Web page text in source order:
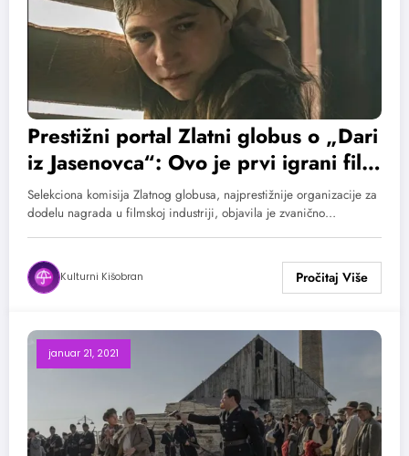
Prestižni portal Zlatni globus o „Dari
iz Jasenovca“: Ovo je prvi igrani film
koji razotkriva strahote Jasenovca
Selekciona komisija Zlatnog globusa, najprestižnije organizacije za
dodelu nagrada u filmskoj industriji, objavila je zvanično…
Kulturni Kišobran
januar 21, 2021